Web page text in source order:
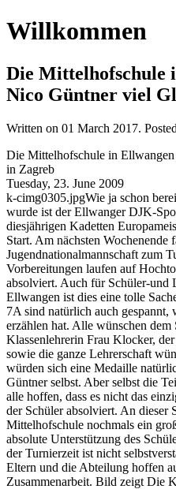
Willkommen
Die Mittelhofschule
Nico Güntner viel
Written on 01 March 2017.
Die Mittelhofschule in
in Zagreb
Tuesday, 23. June 2009
k-cimg0305.jpgWie ja schon
wurde ist der Ellwanger DJK-
diesjährigen Kadetten
Start. Am nächsten Wochenende
Jugendnationalmannschaft zum
Vorbereitungen laufen auf
absolviert. Auch für Schüler-und
Ellwangen ist dies eine tolle
7A sind natürlich auch
erzählen hat. Alle wünschen
Klassenlehrerin Frau Klocker,
sowie die ganze Lehrerschaft
würden sich eine Medaille
Güntner selbst. Aber selbst die
alle hoffen, dass es nicht das
der Schüler absolviert. An dieser
Mittelhofschule nochmals ein
absolute Unterstützung des
der Turnierzeit ist nicht
Eltern und die Abteilung hoffen
Zusammenarbeit. Bild zeigt Die